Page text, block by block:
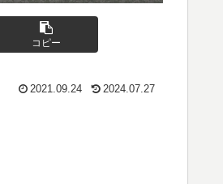
コピー
2021.09.24 2024.07.27